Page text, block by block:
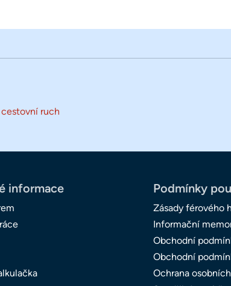
ruch
informace Podmínky
Zásady férového
Informační
Obchodní
Obchodní
Ochrana